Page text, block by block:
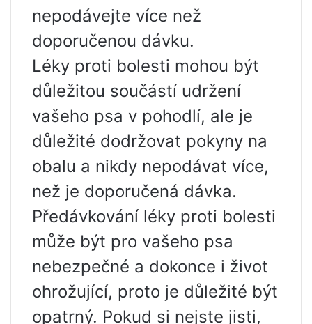
nepodávejte více než
doporučenou dávku.
Léky proti bolesti mohou být
důležitou součástí udržení
vašeho psa v pohodlí, ale je
důležité dodržovat pokyny na
obalu a nikdy nepodávat více,
než je doporučená dávka.
Předávkování léky proti bolesti
může být pro vašeho psa
nebezpečné a dokonce i život
ohrožující, proto je důležité být
opatrný. Pokud si nejste jisti,